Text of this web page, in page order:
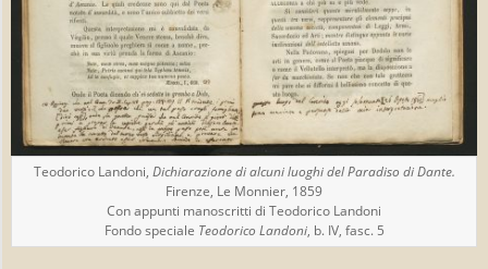
Teodorico Landoni, Dichiarazione di alcuni luoghi del Paradiso di Dante.
Firenze, Le Monnier, 1859
Con appunti manoscritti di Teodorico Landoni
Fondo speciale Teodorico Landoni, b. IV, fasc. 5